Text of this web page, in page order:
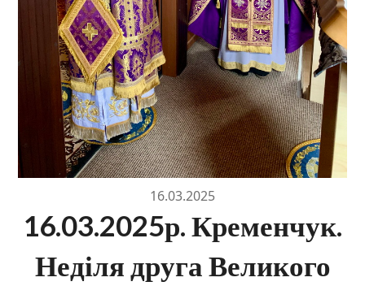
16.03.2025
16.03.2025р. Кременчук.
Неділя друга Великого